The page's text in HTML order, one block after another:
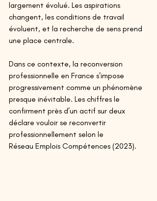
largement évolué. Les aspirations
changent, les conditions de travail
évoluent, et la recherche de sens prend
une place centrale.
Dans ce contexte, la reconversion
professionnelle en France s’impose
progressivement comme un phénomène
presque inévitable. Les chiffres le
confirment près d’un actif sur deux
déclare vouloir se reconvertir
professionnellement selon le
Réseau Emplois Compétences (2023).